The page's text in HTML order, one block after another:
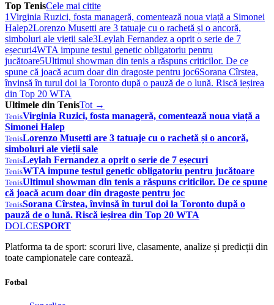
Top TenisCele mai citite
1Virginia Ruzici, fosta manageră, comentează noua viață a Simonei
Halep2Lorenzo Musetti are 3 tatuaje cu o rachetă și o ancoră,
simboluri ale vieții sale3Leylah Fernandez a oprit o serie de 7
eșecuri4WTA impune testul genetic obligatoriu pentru
jucătoare5Ultimul showman din tenis a răspuns criticilor. De ce
spune că joacă acum doar din dragoste pentru joc6Sorana Cîrstea,
învinsă în turul doi la Toronto după o pauză de o lună. Riscă ieșirea
din Top 20 WTA
Ultimele din TenisTot →
TenisVirginia Ruzici, fosta manageră, comentează noua viață a
Simonei Halep
TenisLorenzo Musetti are 3 tatuaje cu o rachetă și o ancoră,
simboluri ale vieții sale
TenisLeylah Fernandez a oprit o serie de 7 eșecuri
TenisWTA impune testul genetic obligatoriu pentru jucătoare
TenisUltimul showman din tenis a răspuns criticilor. De ce spune
că joacă acum doar din dragoste pentru joc
TenisSorana Cîrstea, învinsă în turul doi la Toronto după o
pauză de o lună. Riscă ieșirea din Top 20 WTA
DOLCESPORT
Platforma ta de sport: scoruri live, clasamente, analize și predicții din
toate campionatele care contează.
Fotbal